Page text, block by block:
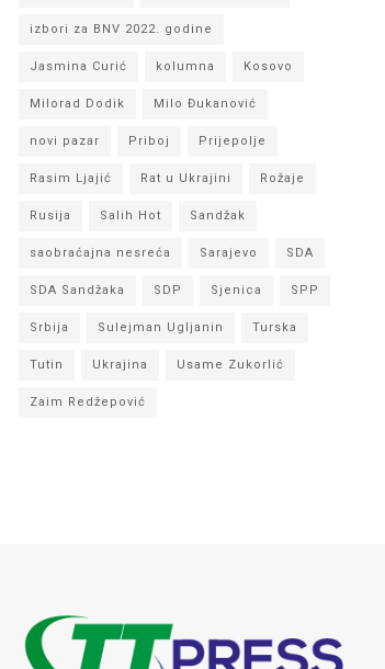
izbori za BNV 2022. godine
Jasmina Curić kolumna Kosovo
Milorad Dodik Milo Đukanović
novi pazar Priboj Prijepolje
Rasim Ljajić Rat u Ukrajini Rožaje
Rusija Salih Hot Sandžak
saobraćajna nesreća Sarajevo SDA
SDA Sandžaka SDP Sjenica SPP
Srbija Sulejman Ugljanin Turska
Tutin Ukrajina Usame Zukorlić
Zaim Redžepović